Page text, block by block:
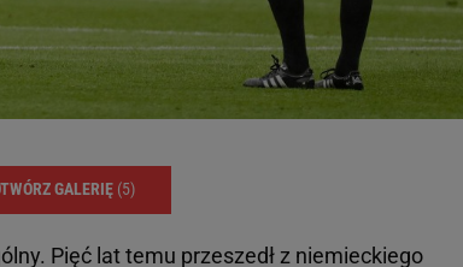
GALERIĘ (5)
Pięć lat temu przeszedł z niemieckiego